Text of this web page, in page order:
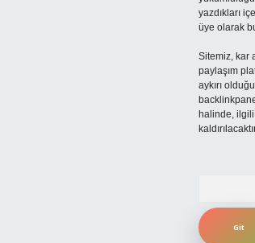
yazdıkları
üye olarak
Sitemiz, kar
paylaşım
aykırı
halinde,